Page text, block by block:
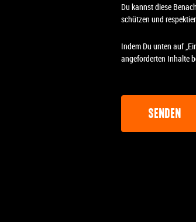
Du kannst diese
schützen und
Indem Du unten auf
angeforderten Inhalte